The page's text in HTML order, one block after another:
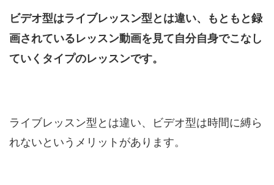
ビデオ型はライブレッスン型とは違い、もともと録
画されているレッスン動画を見て自分自身でこなし
ていくタイプのレッスンです。
ライブレッスン型とは違い、ビデオ型は時間に縛ら
れないというメリットがあります。